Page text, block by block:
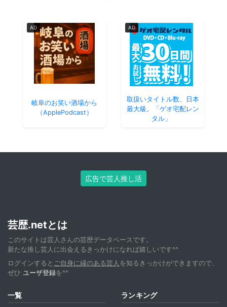
AD
岐阜のお笑い酒場から
（ApplePodcast）
AD
取扱いタイトル数、日本
最大級。「ゲオ宅配レン
タル」
広告で芸人推し活
芸歴.netとは
このサイトは芸人さんの芸歴データベースです。
新たな推し芸人に出会えるきっかけになれば嬉しいです^^
ログインすると ご自身に縁のある芸人 を知るきっかけができますので、
ぜひ ユーザ登録を^^
一覧 ランキング